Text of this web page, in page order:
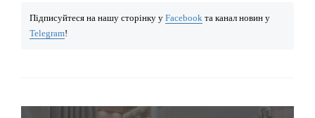
Підписуйтеся на нашу сторінку у Facebook та канал новин у
Telegram!